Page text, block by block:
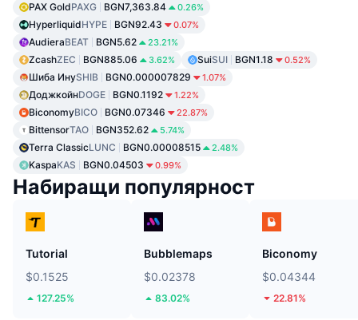
PAX GoldPAXG BGN7,363.84 0.26%
HyperliquidHYPE BGN92.43 0.07%
AudieraBEAT BGN5.62 23.21%
ZcashZEC BGN885.06 3.62% SuiSUI BGN1.18 0.52%
Шиба ИнуSHIB BGN0.000007829 1.07%
ДоджкойнDOGE BGN0.1192 1.22%
BiconomyBICO BGN0.07346 22.87%
BittensorTAO BGN352.62 5.74%
Terra ClassicLUNC BGN0.00008515 2.48%
KaspaKAS BGN0.04503 0.99%
Набиращи популярност
Tutorial
$0.1525
127.25%
Bubblemaps
$0.02378
83.02%
Biconomy
$0.04344
22.81%